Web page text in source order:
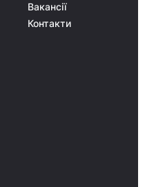
Вакансії
Контакти